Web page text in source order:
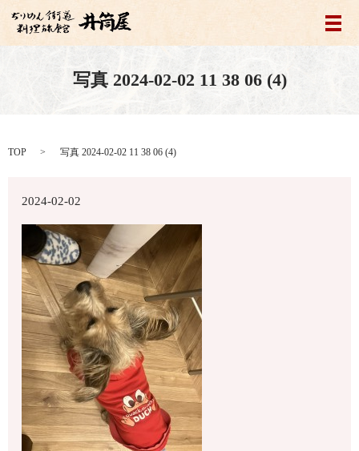
メ
写真 2024-02-02 11 38 06 (4)
TOP 写真 2024-02-02 11 38 06 (4)
2024-02-02